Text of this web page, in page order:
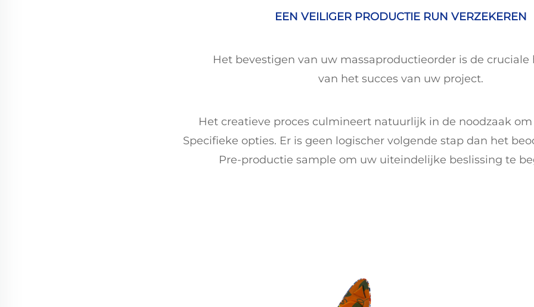
EEN VEILIGER PRODUCTIE RUN VERZEKEREN
Het bevestigen van uw massaproductieorder is de cruciale
van het succes van uw project.
Het creatieve proces culmineert natuurlijk in de noodzaak
Specifieke opties. Er is geen logischer volgende stap dan het
Pre-productie sample om uw uiteindelijke beslissing te